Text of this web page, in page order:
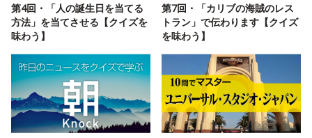
第4回・「人の誕生日を当てる
方法」を当てさせる【クイズを
味わう】
第7回・「カリブの海賊のレス
トラン」で伝わります【クイズ
を味わう】